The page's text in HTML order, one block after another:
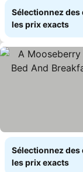
Sélectionnez
les prix exacts
Sélectionnez
les prix exacts